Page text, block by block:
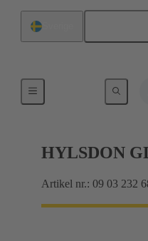
Förbindning
HYLSDON
Artikel nr.: 09 03 232